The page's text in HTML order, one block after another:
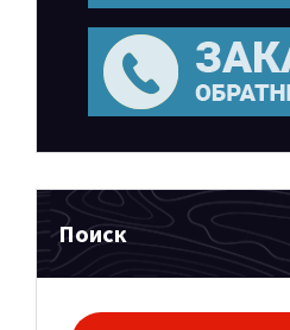
Поиск